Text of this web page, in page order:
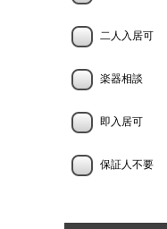
二人入居可
楽器相談
即入居可
保証人不要